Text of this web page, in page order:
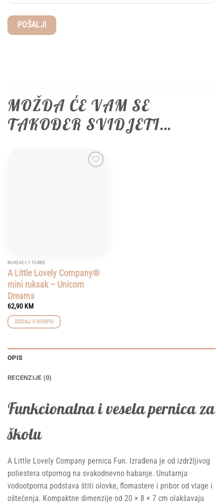
MOŽDA ĆE VAM SE
TAKOĐER SVIDJETI…
RUKSACI I TORBE
A Little Lovely Company®
mini ruksak – Unicorn
Dreams
62,90 KM
DODAJ U KORPU
OPIS
RECENZIJE (0)
Funkcionalna i vesela pernica za
školu
A Little Lovely Company pernica Fun. Izrađena je od izdržljivog
poliestera otpornog na svakodnevno habanje. Unutarnja
vodootporna podstava štiti olovke, flomastere i pribor od vlage i
oštećenja. Kompaktne dimenzije od 20 × 8 × 7 cm olakšavaju